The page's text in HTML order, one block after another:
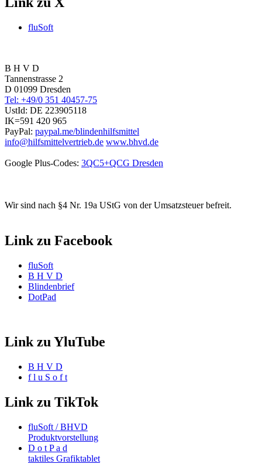
fluSoft
B H V D
Tannenstrasse 2
D 01099 Dresden
Tel: +49/0 351 40457-75
UstId: DE 223905118
IK=591 420 965
PayPal: paypal.me/blindenhilfsmittel
info@hilfsmittelvertrieb.de www.bhvd.de
Google Plus-Codes: 3QC5+QCG Dresden
Wir sind nach §4 Nr. 19a UStG von der Umsatzsteuer befreit.
Link zu Facebook
fluSoft
B H V D
Blindenbrief
DotPad
Link zu YluTube
B H V D
f l u S o f t
Link zu TikTok
fluSoft / BHVD
Produktvorstellung
D o t P a d
taktiles Grafiktablet